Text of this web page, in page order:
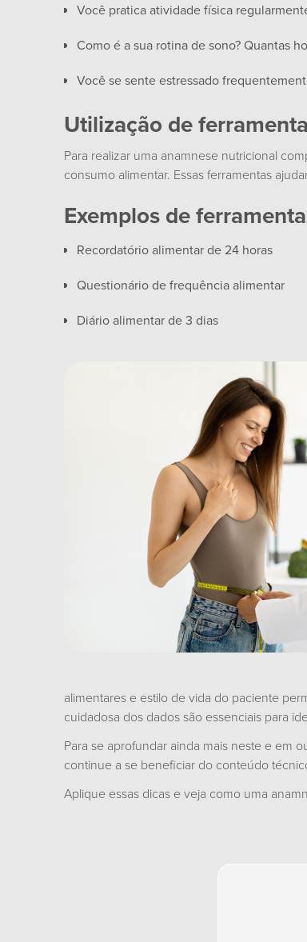
Você pratica atividade física
Como é a sua rotina de sono? Quantas
Você se sente estressado
Utilização de
Para realizar uma anamnese nutricional
consumo alimentar. Essas ferramentas
Exemplos de
Recordatório alimentar de 24 horas
Questionário de frequência alimentar
Diário alimentar de 3 dias
alimentares e estilo de vida do paciente
cuidadosa dos dados são essenciais para
Para se aprofundar ainda mais neste e em
continue a se beneficiar do conteúdo
Aplique essas dicas e veja como uma